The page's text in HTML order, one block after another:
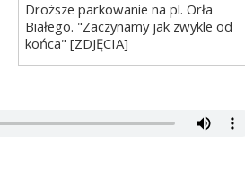
Droższe parkowanie na pl. Orła
Białego. "Zaczynamy jak zwykle od
końca" [ZDJĘCIA]